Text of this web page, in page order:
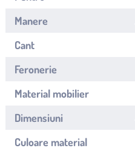
Manere
Cant
Feronerie
Material mobilier
Dimensiuni
Culoare material